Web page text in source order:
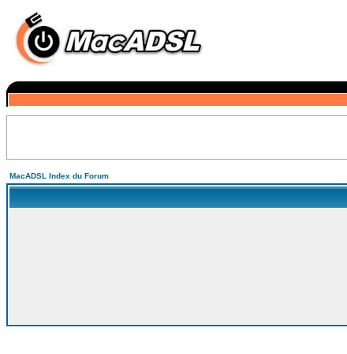
MacADSL Index du Forum